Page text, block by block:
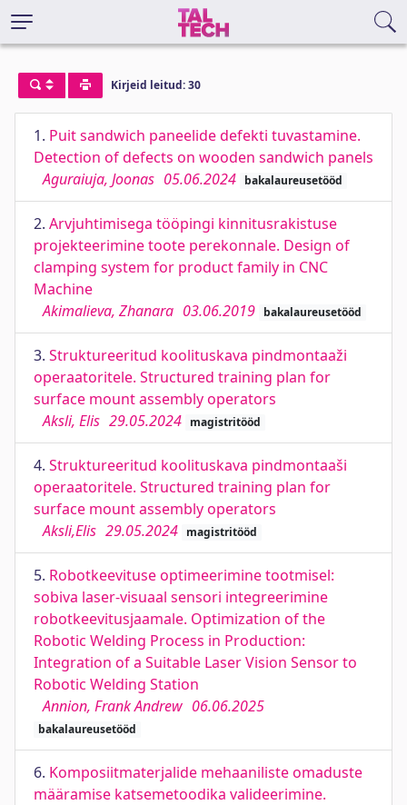
Kirjeid leitud: 30
1. Puit sandwich paneelide defekti tuvastamine.
Detection of defects on wooden sandwich panels
Aguraiuja, Joonas 05.06.2024 bakalaureusetööd
2. Arvjuhtimisega tööpingi kinnitusrakistuse
projekteerimine toote perekonnale. Design of
clamping system for product family in CNC
Machine
Akimalieva, Zhanara 03.06.2019 bakalaureusetööd
3. Struktureeritud koolituskava pindmontaaži
operaatoritele. Structured training plan for
surface mount assembly operators
Aksli, Elis 29.05.2024 magistritööd
4. Struktureeritud koolituskava pindmontaaši
operaatoritele. Structured training plan for
surface mount assembly operators
Aksli,Elis 29.05.2024 magistritööd
5. Robotkeevituse optimeerimine tootmisel:
sobiva laser-visuaal sensori integreerimine
robotkeevitusjaamale. Optimization of the
Robotic Welding Process in Production:
Integration of a Suitable Laser Vision Sensor to
Robotic Welding Station
Annion, Frank Andrew 06.06.2025
bakalaureusetööd
6. Komposiitmaterjalide mehaaniliste omaduste
määramise katsemetoodika valideerimine.